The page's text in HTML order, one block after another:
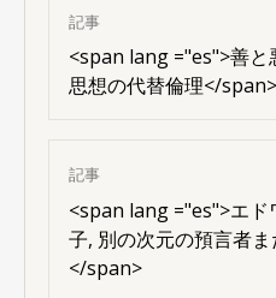
記事
<span lang ="es">善と
思想の代替倫理</span>
記事
<span lang ="es">エド
子, 別の次元の預言者
</span>